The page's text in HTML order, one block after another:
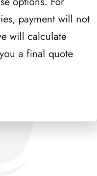
payment will not
will calculate
a final quote